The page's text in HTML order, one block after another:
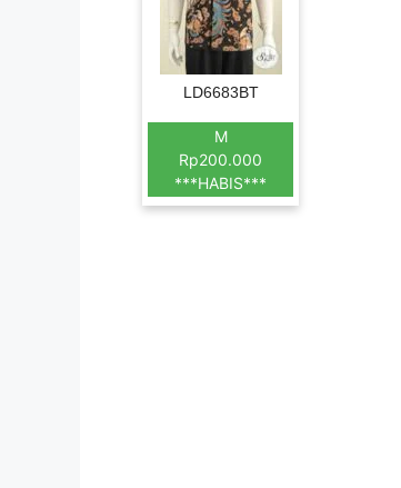
LD6683BT
M
Rp200.000
***HABIS***